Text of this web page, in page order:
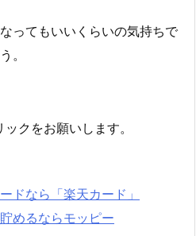
ってもいいくらいの気持ちで
。
クをお願いします。
ドなら「楽天カード」
めるならモッピー